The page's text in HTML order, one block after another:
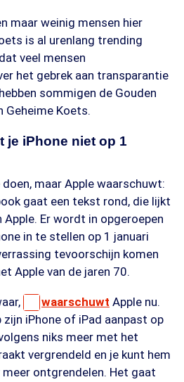
maar weinig mensen hier
is al urenlang trending
veel mensen
het gebrek aan transparantie
sommigen de Gouden
Geheime Koets.
je iPhone niet op 1
maar Apple waarschuwt:
gaat een tekst rond, die lijkt
Er wordt in opgeroepen
in te stellen op 1 januari
tevoorschijn komen
Apple van de jaren 70.
waarschuwt Apple nu.
iPhone of iPad aanpast op
niks meer met het
vergrendeld en je kunt hem
meer ontgrendelen. Het gaat